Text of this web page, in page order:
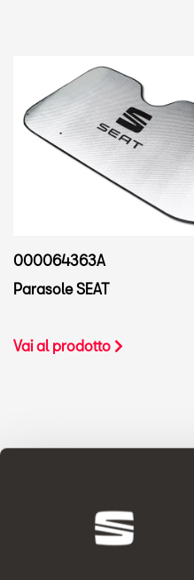
000064363A
Parasole SEAT
Vai al prodotto